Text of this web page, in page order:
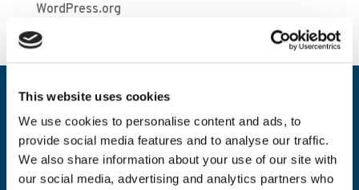
This website uses cookies
We use cookies to personalise content and ads, to
provide social media features and to analyse our traffic.
We also share information about your use of our site with
our social media, advertising and analytics partners who
WordPress.org